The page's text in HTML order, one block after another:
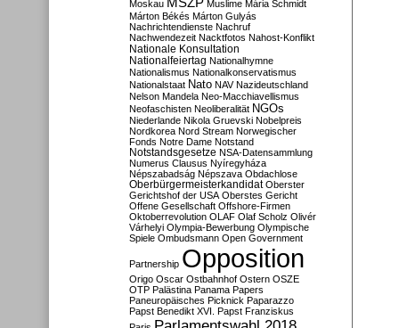
Moskau
Muslime Mária Schmidt
Márton Békés Márton Gulyás
Nachrichtendienste Nachruf
Nachwendezeit Nacktfotos Nahost-Konflikt
Nationale Konsultation
Nationalfeiertag Nationalhymne
Nationalismus Nationalkonservatismus
Nationalstaat Nato NAV Nazideutschland
Nelson Mandela Neo-Macchiavellismus
Neofaschisten Neoliberalität NGOs
Niederlande Nikola Gruevski Nobelpreis
Nordkorea Nord Stream Norwegischer
Fonds Notre Dame Notstand
Notstandsgesetze NSA-Datensammlung
Numerus Clausus Nyíregyháza
Népszabadság Népszava Obdachlose
Oberbürgermeisterkandidat Oberster
Gerichtshof der USA Oberstes Gericht
Offene Gesellschaft Offshore-Firmen
Oktoberrevolution OLAF Olaf Scholz Olivér
Várhelyi Olympia-Bewerbung Olympische
Spiele Ombudsmann Open Government
Partnership Opposition
Origo Oscar Ostbahnhof Ostern OSZE
OTP Palästina Panama Papers
Paneuropäisches Picknick Paparazzo
Papst Benedikt XVI. Papst Franziskus